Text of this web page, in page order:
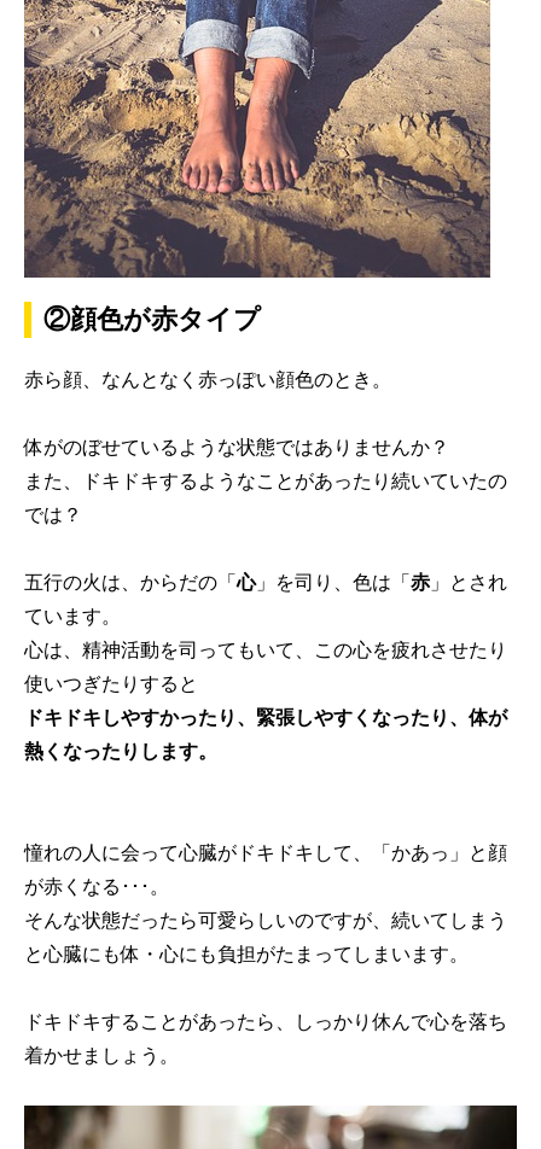
②顔色が赤タイプ
赤ら顔、なんとなく赤っぽい顔色のとき。
体がのぼせているような状態ではありませんか？
また、ドキドキするようなことがあったり続いていたの
では？
五行の火は、からだの「心」を司り、色は「赤 」とされ
ています。
心は、精神活動を司ってもいて、この心を疲れさせたり
使いつぎたりすると
ドキドキしやすかったり、緊張しやすくなったり、体が
熱くなったりします。
憧れの人に会って心臓がドキドキして、「かあっ」と顔
が赤くなる･･･。
そんな状態だったら可愛らしいのですが、続いてしまう
と心臓にも体・心にも負担がたまってしまいます。
ドキドキすることがあったら、しっかり休んで心を落ち
着かせましょう。